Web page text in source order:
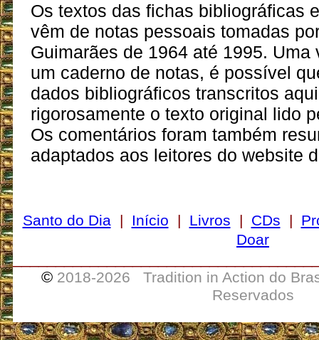
Os textos das fichas bibliográficas
vêm de notas pessoais tomadas
Guimarães de 1964 até 1995. Uma
um caderno de notas, é possível
dados bibliográficos transcritos
rigorosamente o texto original lido
Os comentários foram também
adaptados aos leitores do website
Santo do Dia| Início | Livros | CDs |
Doar
© 2018-2026 Tradition in Action do
Reservados